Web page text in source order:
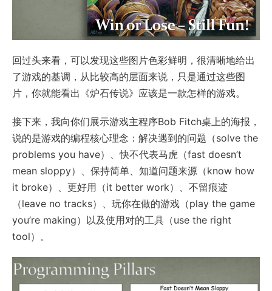
回过头来看，可以发现这些图片色彩鲜明，很清晰地给出
了游戏的基调，从比较高的层面来说，只是通过这些图
片，你就能看出《炉石传说》应该是一款怎样的游戏。
接下来，我向你们展示游戏主程序Bob Fitch桌上的海报，
说的是游戏的编程核心理念：解决遇到的问题（solve the
problems you have）、快不代表马虎（fast doesn’t
mean sloppy）、保持简单、知道问题来源（know how
it broke）、更好用（it better work）、不留痕迹
（leave no tracks）、玩你在做的游戏（play the game
you’re making）以及使用对的工具（use the right
tool）。